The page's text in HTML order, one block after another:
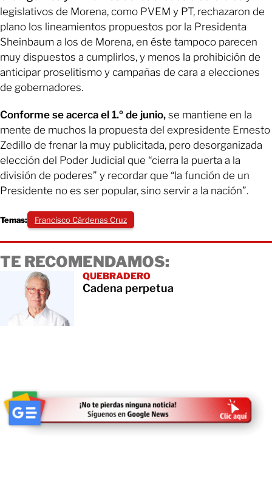
legislativos de Morena, como PVEM y PT, rechazaron de
plano los lineamientos propuestos por la Presidenta
Sheinbaum a los de Morena, en éste tampoco parecen
muy dispuestos a cumplirlos, y menos la prohibición de
anticipar proselitismo y campañas de cara a elecciones
de gobernadores.
Conforme se acerca el 1.º de junio, se mantiene en la
mente de muchos la propuesta del expresidente Ernesto
Zedillo de frenar la muy publicitada, pero desorganizada
elección del Poder Judicial que “cierra la puerta a la
división de poderes” y recordar que “la función de un
Presidente no es ser popular, sino servir a la nación”.
Temas: Francisco Cárdenas Cruz
TE RECOMENDAMOS:
QUEBRADERO
Cadena perpetua